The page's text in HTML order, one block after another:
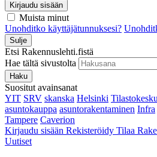
Kirjaudu sisään
Muista minut
Unohditko käyttäjätunnuksesi?
Sulje
Etsi Rakennuslehti.fistä
Hae tältä sivustolta
Haku
Suositut avainsanat
YIT SRV skanska Helsinki
asuntokauppa asuntorakentaminen Infra
Tampere Caverion
Kirjaudu sisään Rekisteröidy Tilaa
Uutiset